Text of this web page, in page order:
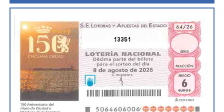
13351